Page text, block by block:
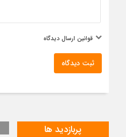
قوانین ارسال دیدگاه
ثبت دیدگاه
پربازدید ها